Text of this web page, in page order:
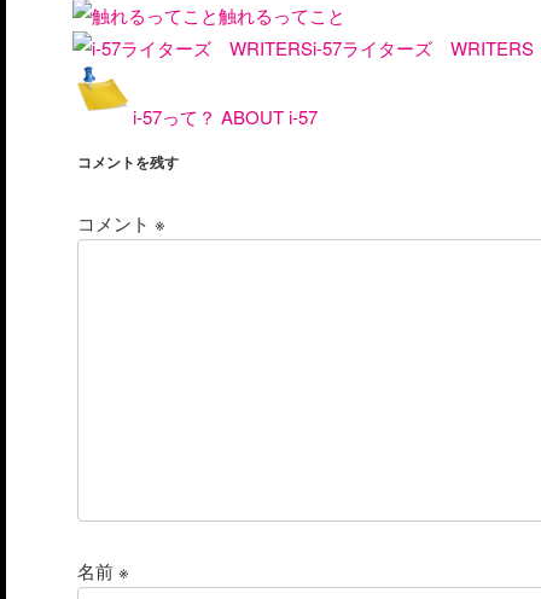
触れるってこと
i-57ライターズ WRITERS
i-57って？ ABOUT i-57
コメントを残す
コメント ※
名前※